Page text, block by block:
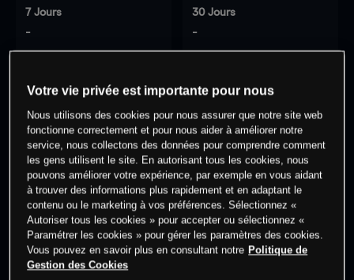
7 Jours
-
30 Jours
-
0 % des clients ont une position à
cet actif
Commencez à trader
Votre vie privée est importante pour nous
Nous utilisons des cookies pour nous assurer que notre site web
fonctionne correctement et pour nous aider à améliorer notre
service, nous collectons des données pour comprendre comment
les gens utilisent le site. En autorisant tous les cookies, nous
pouvons améliorer votre expérience, par exemple en vous aidant
à trouver des informations plus rapidement et en adaptant le
contenu ou le marketing à vos préférences. Sélectionnez «
Autoriser tous les cookies » pour accepter ou sélectionnez «
Paramétrer les cookies » pour gérer les paramètres des cookies.
Vous pouvez en savoir plus en consultant notre Politique de
Gestion des Cookies